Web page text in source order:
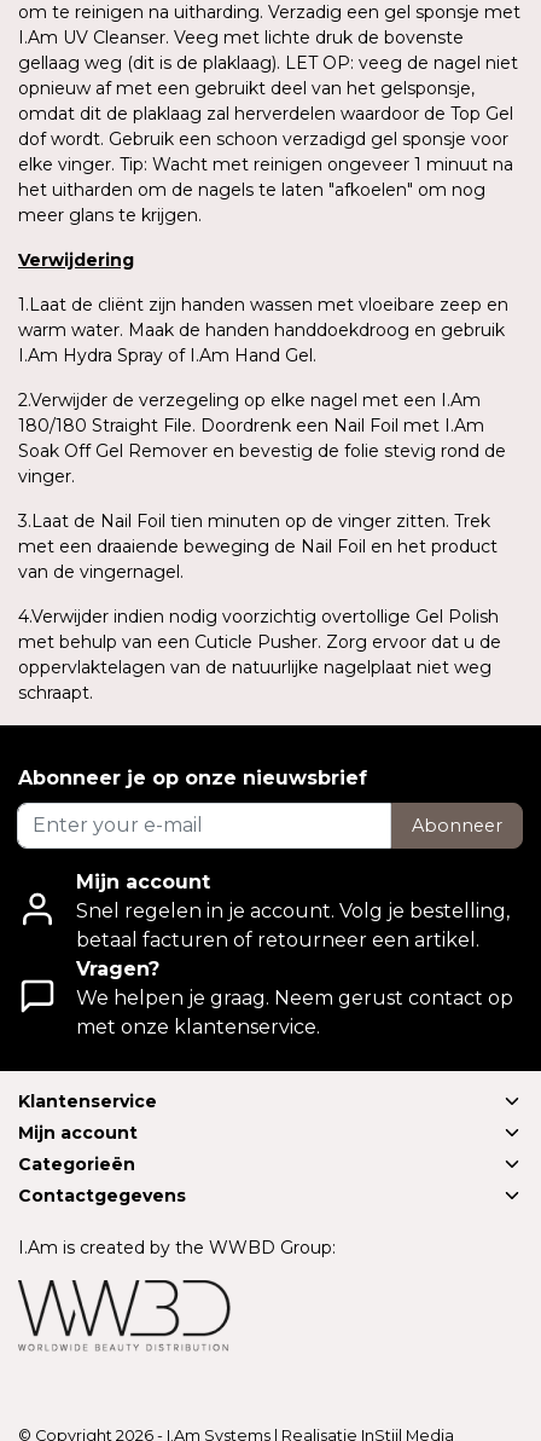
om te reinigen na uitharding. Verzadig een gel sponsje met
I.Am UV Cleanser. Veeg met lichte druk de bovenste
gellaag weg (dit is de plaklaag). LET OP: veeg de nagel niet
opnieuw af met een gebruikt deel van het gelsponsje,
omdat dit de plaklaag zal herverdelen waardoor de Top Gel
dof wordt. Gebruik een schoon verzadigd gel sponsje voor
elke vinger. Tip: Wacht met reinigen ongeveer 1 minuut na
het uitharden om de nagels te laten "afkoelen" om nog
meer glans te krijgen.
Verwijdering
1.Laat de cliënt zijn handen wassen met vloeibare zeep en
warm water. Maak de handen handdoekdroog en gebruik
I.Am Hydra Spray of I.Am Hand Gel.
2.Verwijder de verzegeling op elke nagel met een I.Am
180/180 Straight File. Doordrenk een Nail Foil met I.Am
Soak Off Gel Remover en bevestig de folie stevig rond de
vinger.
3.Laat de Nail Foil tien minuten op de vinger zitten. Trek
met een draaiende beweging de Nail Foil en het product
van de vingernagel.
4.Verwijder indien nodig voorzichtig overtollige Gel Polish
met behulp van een Cuticle Pusher. Zorg ervoor dat u de
oppervlaktelagen van de natuurlijke nagelplaat niet weg
schraapt.
Abonneer je op onze nieuwsbrief
Abonneer
Mijn account
Snel regelen in je account. Volg je bestelling,
betaal facturen of retourneer een artikel.
Vragen?
We helpen je graag. Neem gerust contact op
met onze klantenservice.
Klantenservice
Mijn account
Categorieën
Contactgegevens
I.Am is created by the WWBD Group:
© Copyright 2026 - I.Am Systems | Realisatie InStijl Media